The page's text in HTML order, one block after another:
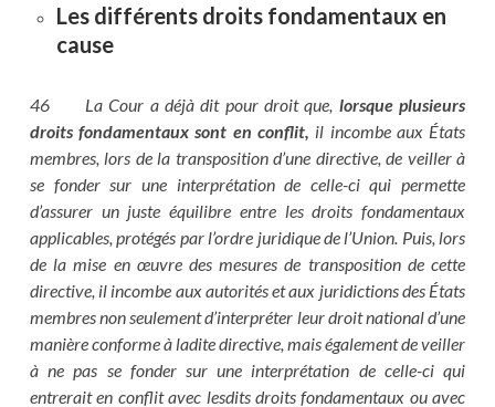
Les différents droits fondamentaux en
cause
46 La Cour a déjà dit pour droit que, lorsque plusieurs
droits fondamentaux sont en conflit, il incombe aux États
membres, lors de la transposition d’une directive, de veiller à
se fonder sur une interprétation de celle-ci qui permette
d’assurer un juste équilibre entre les droits fondamentaux
applicables, protégés par l’ordre juridique de l’Union. Puis, lors
de la mise en œuvre des mesures de transposition de cette
directive, il incombe aux autorités et aux juridictions des États
membres non seulement d’interpréter leur droit national d’une
manière conforme à ladite directive, mais également de veiller
à ne pas se fonder sur une interprétation de celle-ci qui
entrerait en conflit avec lesdits droits fondamentaux ou avec